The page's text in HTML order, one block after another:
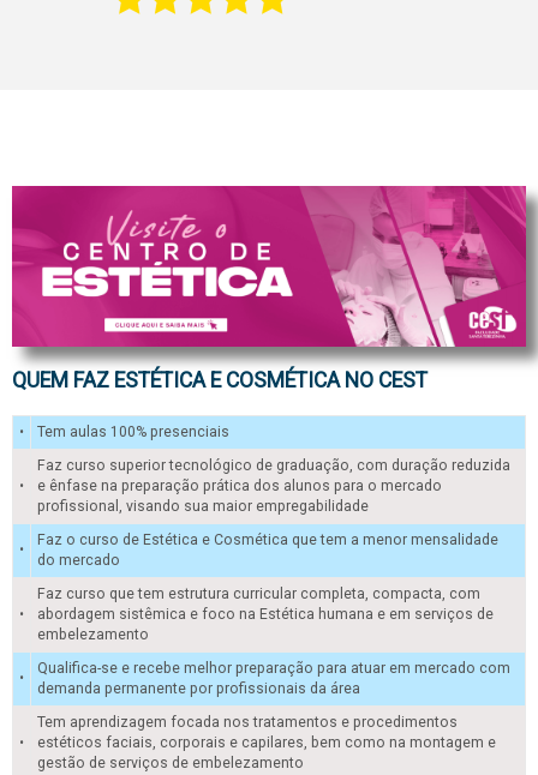
QUEM FAZ ESTÉTICA E COSMÉTICA NO CEST
• Tem aulas 100% presenciais
•
Faz curso superior tecnológico de graduação, com duração reduzida
e ênfase na preparação prática dos alunos para o mercado
profissional, visando sua maior empregabilidade
•
Faz o curso de Estética e Cosmética que tem a menor mensalidade
do mercado
•
Faz curso que tem estrutura curricular completa, compacta, com
abordagem sistêmica e foco na Estética humana e em serviços de
embelezamento
•
Qualifica-se e recebe melhor preparação para atuar em mercado com
demanda permanente por profissionais da área
•
Tem aprendizagem focada nos tratamentos e procedimentos
estéticos faciais, corporais e capilares, bem como na montagem e
gestão de serviços de embelezamento